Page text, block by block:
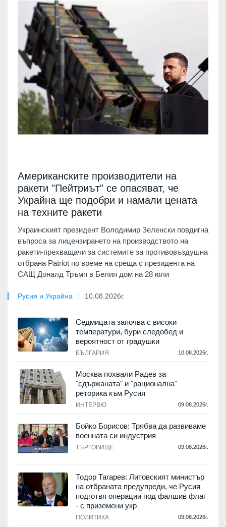
Американските производители на
ракети "Пейтриът" се опасяват, че
Украйна ще подобри и намали цената
на техните ракети
Украинският президент Володимир Зеленски повдигна
въпроса за лицензирането на производството на
ракети-прехващачи за системите за противовъздушна
отбрана Patriot по време на среща с президента на
САЩ Доналд Тръмп в Белия дом на 28 юли
Русия и Украйна 10.08.2026г.
Седмицата започва с високи
температури, бури следобед и
вероятност от градушки
БЪЛГАРИЯ 10.08.2026г.
Москва похвали Радев за
"сдържаната" и "рационална"
реторика към Русия
ИНТЕРВЮ 09.08.2026г.
Бойко Борисов: Трябва да развиваме
военната си индустрия
ТЪРГОВИЩЕ 09.08.2026г.
Тодор Тагарев: Литовският министър
на отбраната предупреди, че Русия
подготвя операции под фалшив флаг
- с приземени укр
ПОЛИТИКА 09.08.2026г.